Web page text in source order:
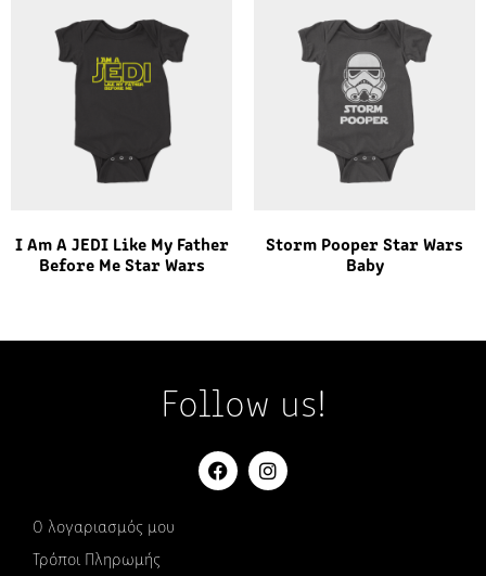
I Am A JEDI Like My Father
Before Me Star Wars
Storm Pooper Star Wars
Baby
Follow us!
Ο λογαριασμός μου
Τρόποι Πληρωμής